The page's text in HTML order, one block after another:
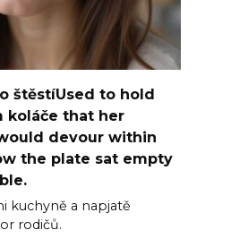
štěstíUsed to hold
koláče that her
devour within
the plate sat empty
kuchyně a napjatě
rodičů.